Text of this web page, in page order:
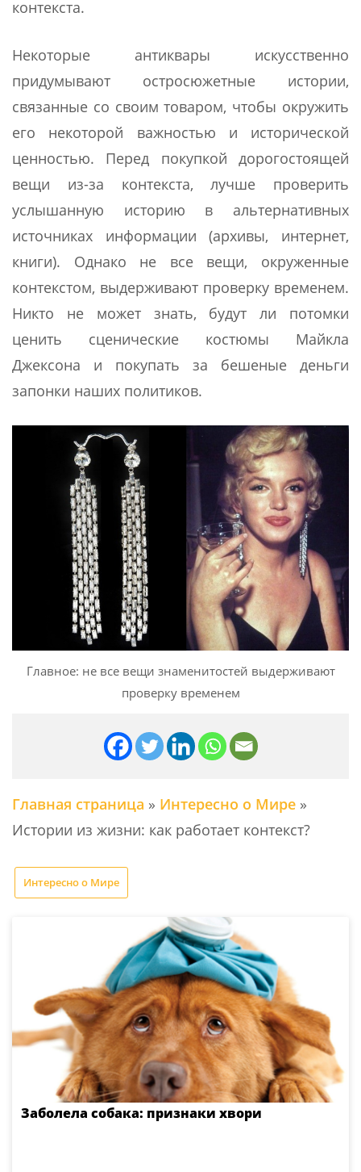
контекста.
Некоторые антиквары искусственно
придумывают остросюжетные истории,
связанные со своим товаром, чтобы окружить
его некоторой важностью и исторической
ценностью. Перед покупкой дорогостоящей
вещи из-за контекста, лучше проверить
услышанную историю в альтернативных
источниках информации (архивы, интернет,
книги). Однако не все вещи, окруженные
контекстом, выдерживают проверку временем.
Никто не может знать, будут ли потомки
ценить сценические костюмы Майкла
Джексона и покупать за бешеные деньги
запонки наших политиков.
Главное: не все вещи знаменитостей выдерживают
проверку временем
Главная страница » Интересно о Мире »
Истории из жизни: как работает контекст?
Интересно о Мире
Заболела собака: признаки хвори